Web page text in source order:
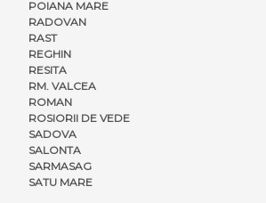
POIANA MARE
RADOVAN
RAST
REGHIN
RESITA
RM. VALCEA
ROMAN
ROSIORII DE VEDE
SADOVA
SALONTA
SARMASAG
SATU MARE